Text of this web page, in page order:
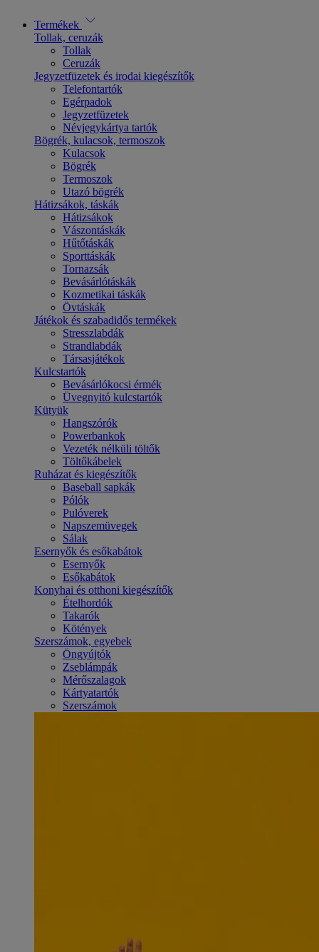
Termékek
Tollak, ceruzák
Tollak
Ceruzák
Jegyzetfüzetek és irodai kiegészítők
Telefontartók
Egérpadok
Jegyzetfüzetek
Névjegykártya tartók
Bögrék, kulacsok, termoszok
Kulacsok
Bögrék
Termoszok
Utazó bögrék
Hátizsákok, táskák
Hátizsákok
Vászontáskák
Hűtőtáskák
Sporttáskák
Tornazsák
Bevásárlótáskák
Kozmetikai táskák
Övtáskák
Játékok és szabadidős termékek
Stresszlabdák
Strandlabdák
Társasjátékok
Kulcstartók
Bevásárlókocsi érmék
Üvegnyitó kulcstartók
Kütyük
Hangszórók
Powerbankok
Vezeték nélküli töltők
Töltőkábelek
Ruházat és kiegészítők
Baseball sapkák
Pólók
Pulóverek
Napszemüvegek
Sálak
Esernyők és esőkabátok
Esernyők
Esőkabátok
Konyhai és otthoni kiegészítők
Ételhordók
Takarók
Kötények
Szerszámok, egyebek
Öngyújtók
Zseblámpák
Mérőszalagok
Kártyatartók
Szerszámok